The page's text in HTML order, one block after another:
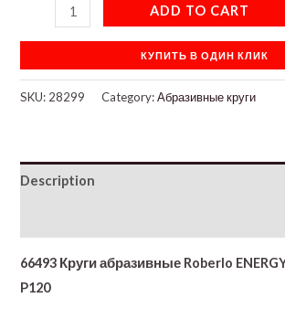
ADD TO CART
КУПИТЬ В ОДИН КЛИК
SKU: 28299 Category:Абразивные круги
Description
66493 Круги абразивные Roberlo
P120